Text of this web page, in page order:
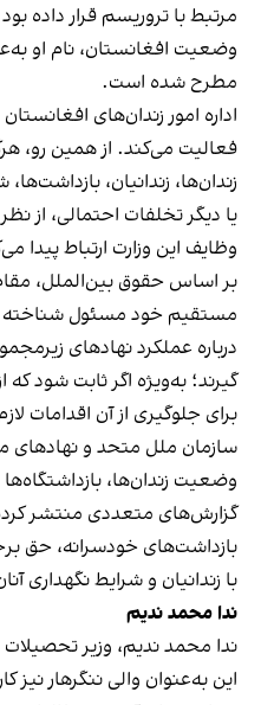
مرتبط با تروریسم قرار داده
وضعیت افغانستان، نام او
مطرح شده است.
اداره امور زندان‌های
فعالیت می‌کند. از همین رو،
زندان‌ها، زندانیان،
یا دیگر تخلفات احتمالی، از
وظایف این وزارت ارتباط پیدا
بر اساس حقوق بین‌الملل،
مستقیم خود مسئول شناخته
درباره عملکرد نهادهای
گیرند؛ به‌ویژه اگر ثابت شود که
برای جلوگیری از آن اقدامات
سازمان ملل متحد و نهادهای
وضعیت زندان‌ها،
گزارش‌های متعددی منتشر
بازداشت‌های خودسرانه، حق
با زندانیان و شرایط نگهداری
ندا محمد ندیم
ندا محمد ندیم، وزیر
این به‌عنوان والی ننگرهار نیز